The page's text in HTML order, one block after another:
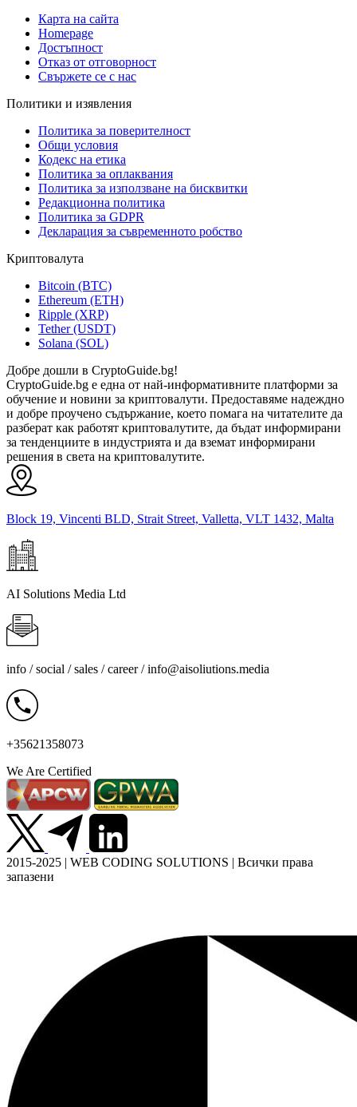
Карта на сайта
Homepage
Достъпност
Отказ от отговорност
Свържете се с нас
Политики и изявления
Политика за поверителност
Общи условия
Кодекс на етика
Политика за оплаквания
Политика за използване на бисквитки
Редакционна политика
Политика за GDPR
Декларация за съвременното робство
Криптовалута
Bitcoin (BTC)
Ethereum (ETH)
Ripple (XRP)
Tether (USDT)
Solana (SOL)
Добре дошли в CryptoGuide.bg!
CryptoGuide.bg е една от най-информативните платформи за
обучение и новини за криптовалути. Предоставяме надеждно
и добре проучено съдържание, което помага на читателите да
разберат как работят криптовалутите, да бъдат информирани
за тенденциите в индустрията и да вземат информирани
решения в света на криптовалутите.
Block 19, Vincenti BLD, Strait Street, Valletta, VLT 1432, Malta
AI Solutions Media Ltd
info / social / sales / career /info@aisoliutions.media
+35621358073
We Are Certified
2015-2025 | WEB CODING SOLUTIONS | Всички права
запазени